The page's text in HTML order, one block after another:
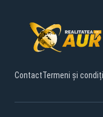
ContactTermeni și